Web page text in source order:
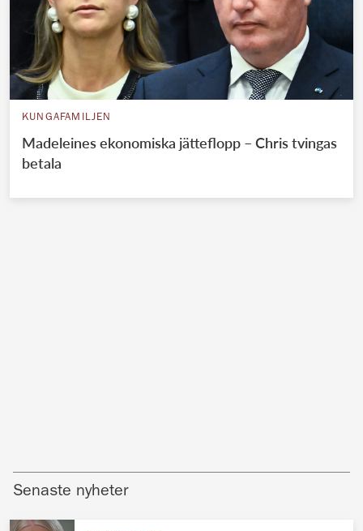
KUNGAFAMILJEN
Madeleines ekonomiska jätteflopp – Chris tvingas
betala
Senaste nyheter